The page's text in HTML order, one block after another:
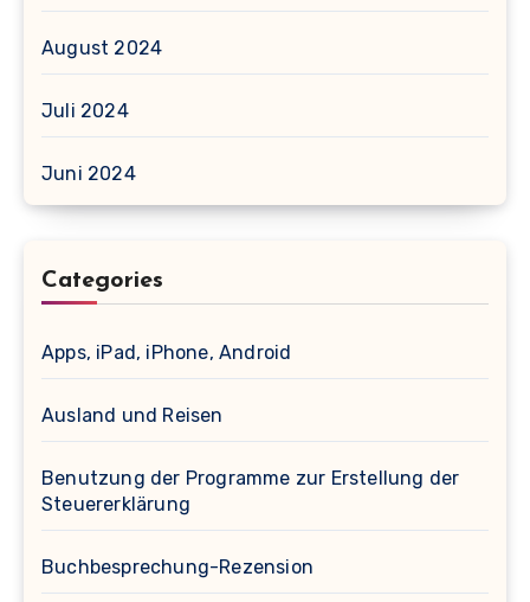
August 2024
Juli 2024
Juni 2024
Categories
Apps, iPad, iPhone, Android
Ausland und Reisen
Benutzung der Programme zur Erstellung der
Steuererklärung
Buchbesprechung-Rezension